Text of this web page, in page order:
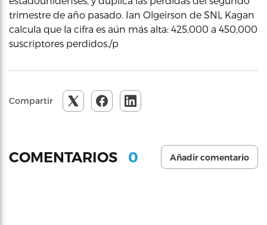
trimestre de año pasado. Ian Olgeirson de SNL Kagan
calcula que la cifra es aún más alta: 425,000 a 450,000
suscriptores perdidos./p
Compartir
COMENTARIOS 0 Añadir comentario